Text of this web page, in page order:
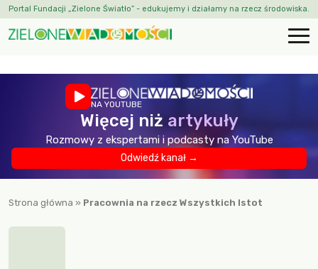
Portal Fundacji „Zielone Światło” - edukujemy i działamy na rzecz środowiska.
NA YOUTUBE
Więcej niż artykuły
Rozmowy z ekspertami i podcasty na YouTube
Odwiedź kanał →
Strona główna » Pracownia na rzecz Wszystkich Istot